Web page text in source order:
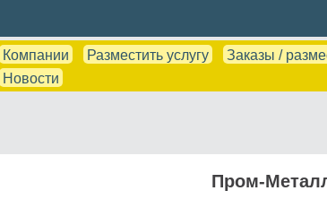
Компании Разместить услугу Заказы /
Новости
Пром-